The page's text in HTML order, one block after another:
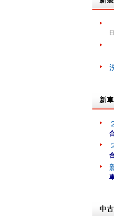
日
新
中